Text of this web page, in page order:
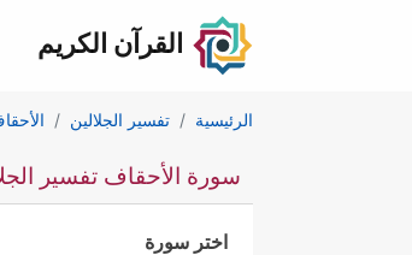
القرآن الكريم
الرئيسية تفسير الجلالين
سورة الأحقاف تفسير
اختر سورة